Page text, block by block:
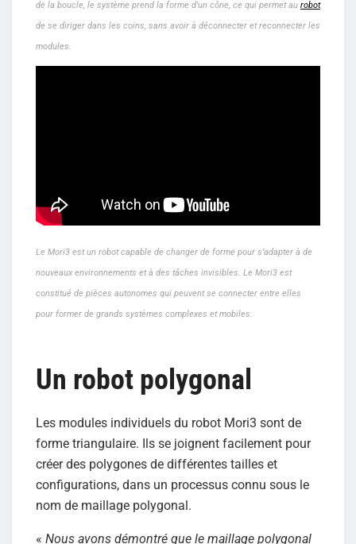
de la boucle, le système prend la forme d’un cône, ce qui permet au robot
de se diriger dans les coins, sans avoir à déconnecter et reconnecter les
modules.
Le Mori3 est un robot capable de changer de forme pour s’adapter à de
nouveaux environnements et à des tâches invisibles. Le Mori3 est
constitué de pièces autonomes qui peuvent se connecter entre elles
pour former de grands systèmes complexes et mobiles.
Un robot polygonal
Les modules individuels du robot Mori3 sont de
forme triangulaire. Ils se joignent facilement pour
créer des polygones de différentes tailles et
configurations, dans un processus connu sous le
nom de maillage polygonal.
« Nous avons démontré que le maillage polygonal